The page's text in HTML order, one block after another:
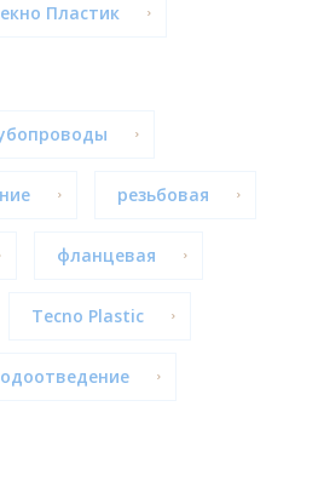
Пластик
резьбовая
фланцевая
Tecno Plastic